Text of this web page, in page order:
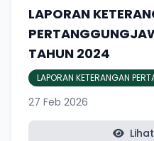
LAPORAN
TAHUN 2024
LAPORAN KETERANGAN
27 Feb 2026